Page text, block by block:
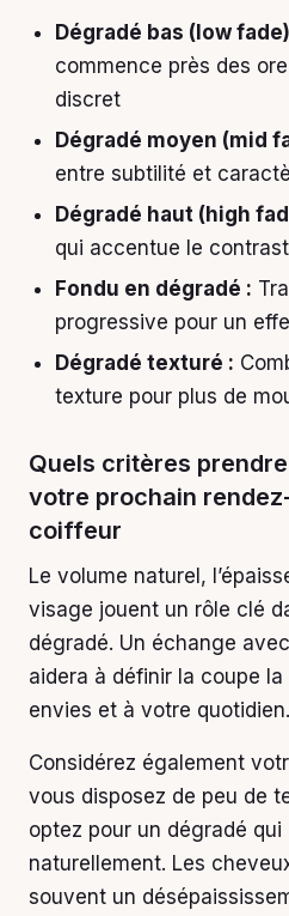
Dégradé bas (low
commence près des
discret
Dégradé moyen (mid
entre subtilité et
Dégradé haut (high
qui accentue le
Fondu en dégradé :
progressive pour un
Dégradé texturé :
texture pour plus de
Quels critères
votre prochain
coiffeur
Le volume naturel,
visage jouent un rôle clé
dégradé. Un échange
aidera à définir la coupe
envies et à votre quotidien.
Considérez également
vous disposez de peu de
optez pour un dégradé
naturellement. Les
souvent un